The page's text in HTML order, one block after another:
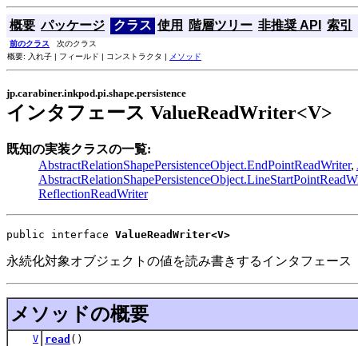
概要 パッケージ クラス 使用 階層ツリー 非推奨 API 索引
前のクラス 次のクラス
概要: 入れ子 | フィールド | コンストラクタ |
メソッド
jp.carabiner.inkpod.pi.shape.persistence
インタフェース ValueReadWriter<V>
既知の実装クラスの一覧:
AbstractRelationShapePersistenceObject.EndPointReadWriter,
ReflectionReadWriter
public interface ValueReadWriter<V>
永続化対象オブジェクトの値を読み書きするインタフェース
メソッドの概要
V read ()